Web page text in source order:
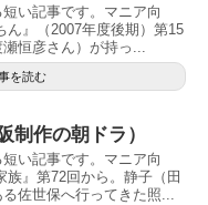
い記事です。マニア向
ん』（2007年度後期）第15
恒彦さん）が持っ...
を読む
制作の朝ドラ）
い記事です。マニア向
族』第72回から。静子（田
佐世保へ行ってきた照...